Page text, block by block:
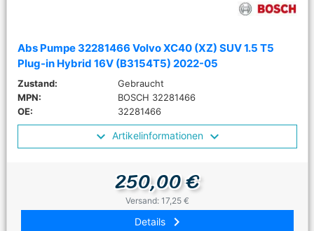
Abs Pumpe 32281466 Volvo XC40 (XZ) SUV 1.5 T5
Plug-in Hybrid 16V (B3154T5) 2022-05
Zustand:
Gebraucht
MPN:
BOSCH 32281466
OE:
32281466
Artikelinformationen
250,00 €
Versand: 17,25 €
Details keyboard_arrow_right